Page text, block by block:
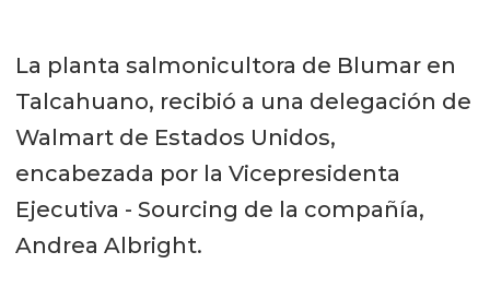
La planta salmonicultora de Blumar en
Talcahuano, recibió a una delegación de
Walmart de Estados Unidos,
encabezada por la Vicepresidenta
Ejecutiva - Sourcing de la compañía,
Andrea Albright.